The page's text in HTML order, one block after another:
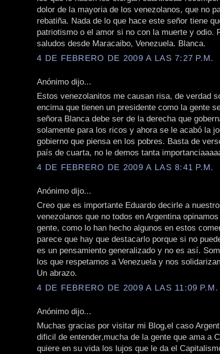
dolor de la mayoria de los venezolanos, que no
rebatiña. Nada de lo que hace este señor tiene
patriotismo o el amor si no con la muerte y odio.
saludos desde Maracaibo, Venezuela. Blanca.
4 DE FEBRERO DE 2009 A LAS 7:27 P.M.
Anónimo dijo...
Estos venezolanitos me causan risa, de verdad
encima que tienen un presidente como la gente
señora Blanca debe ser de la derecha que
solamente para los ricos y ahora se le acabó la
gobierno que piensa en los pobres. Basta de
país de cuarta, no le demos tanta
4 DE FEBRERO DE 2009 A LAS 8:41 P.M.
Anónimo dijo...
Creo que es importante Eduardo decirle a
venezolanos que no todos en Argentina
gente, como lo han hecho algunos en estos
parece que hay que destacarlo porque si no
es un pensamiento generalizado y no es así.
los que respetamos a Venezuela y nos
Un abrazo.
4 DE FEBRERO DE 2009 A LAS 11:09 P.M.
Anónimo dijo...
Muchas gracias por visitar mi Blog,el caso
dificil de entender,mucha de la gente que ama a
quiere en su vida los lujos que le da el